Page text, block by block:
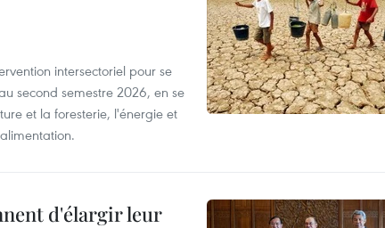
intersectoriel pour se
second semestre 2026, en se
et la foresterie, l'énergie et
d'élargir leur